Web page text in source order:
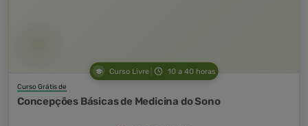
Curso Livre 10 a 40 horas
Curso Grátis de
Concepções Básicas de Medicina do Sono